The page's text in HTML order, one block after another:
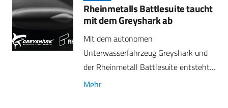
Rheinmetalls Battlesuite taucht
mit dem Greyshark ab
Mit dem autonomen
Unterwasserfahrzeug Greyshark und
der Rheinmetall Battlesuite entsteht…
Mehr